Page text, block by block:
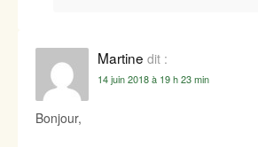
Martine dit :
14 juin 2018 à 19 h 23 min
Bonjour,